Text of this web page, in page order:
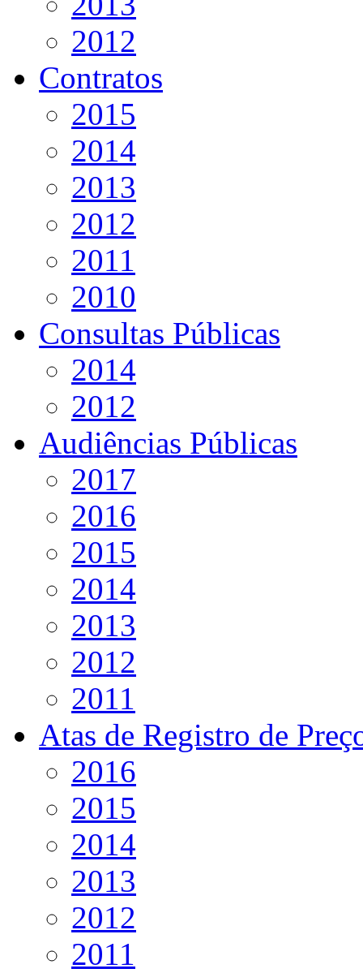
2012
Contratos
2015
2014
2013
2012
2011
2010
Consultas Públicas
2014
2012
Audiências Públicas
2017
2016
2015
2014
2013
2012
2011
Atas de Registro de
2016
2015
2014
2013
2012
2011